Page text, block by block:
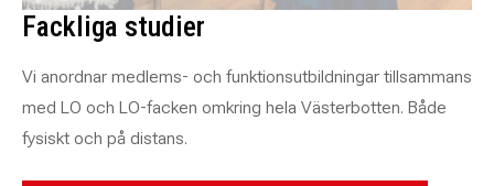
Fackliga studier
Vi anordnar medlems- och funktionsutbildningar tillsammans
med LO och LO-facken omkring hela Västerbotten. Både
fysiskt och på distans.